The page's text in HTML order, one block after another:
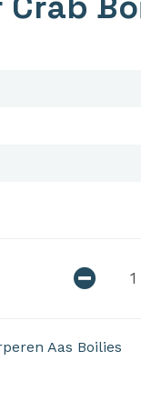
Aas Boilies